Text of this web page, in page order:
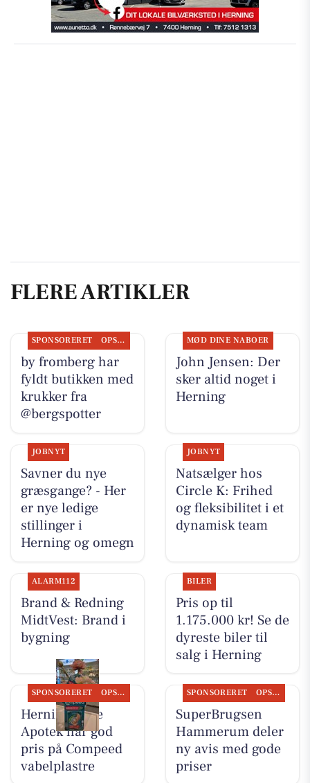
FLERE ARTIKLER
SPONSORERET OPSLAGSTAVLEN
by fromberg har
fyldt butikken med
krukker fra
@bergspotter
MØD DINE NABOER
John Jensen: Der
sker altid noget i
Herning
JOBNYT
Savner du nye
græsgange? - Her
er nye ledige
stillinger i
Herning og omegn
JOBNYT
Natsælger hos
Circle K: Frihed
og fleksibilitet i et
dynamisk team
ALARM112
Brand & Redning
MidtVest: Brand i
bygning
BILER
Pris op til
1.175.000 kr! Se de
dyreste biler til
salg i Herning
SPONSORERET OPSLAGSTAVLEN
Herning Løve
Apotek har god
pris på Compeed
vabelplastre
SPONSORERET OPSLAGSTAVLEN
SuperBrugsen
Hammerum deler
ny avis med gode
priser